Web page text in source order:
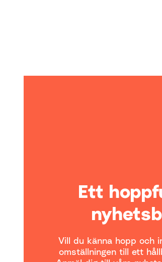
Ett
Vill du känna hopp och
omställningen till ett